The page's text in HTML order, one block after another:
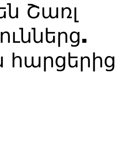
Շառլ
հարցերից